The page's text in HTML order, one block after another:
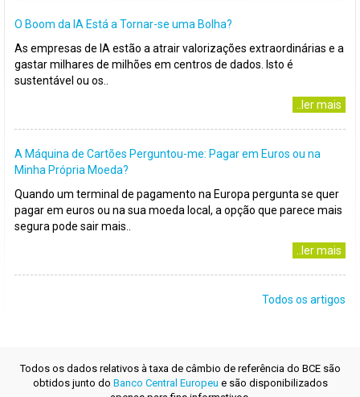
O Boom da IA Está a Tornar-se uma Bolha?
As empresas de IA estão a atrair valorizações extraordinárias e a
gastar milhares de milhões em centros de dados. Isto é
sustentável ou os..
..ler mais
A Máquina de Cartões Perguntou-me: Pagar em Euros ou na
Minha Própria Moeda?
Quando um terminal de pagamento na Europa pergunta se quer
pagar em euros ou na sua moeda local, a opção que parece mais
segura pode sair mais..
..ler mais
Todos os artigos
Todos os dados relativos à taxa de câmbio de referência do BCE são
obtidos junto do Banco Central Europeu e são disponibilizados